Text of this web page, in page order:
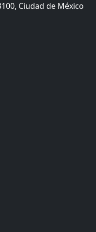
Ciudad de México